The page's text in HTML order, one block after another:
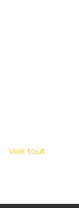
Voir tout